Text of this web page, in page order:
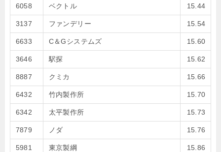
6058 ベクトル 15.44
3137 ファンデリー 15.54
6633 C＆Gシステムズ 15.60
3646 駅探 15.62
8887 クミカ 15.66
6432 竹内製作所 15.70
6342 太平製作所 15.73
7879 ノダ 15.76
5981 東京製綱 15.86